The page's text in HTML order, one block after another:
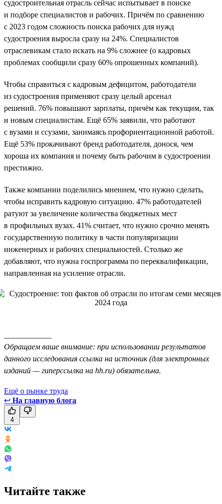
судостроительная отрасль сейчас испытывает в поиске
и подборе специалистов и рабочих. Причём по сравнению
с 2023 годом сложность поиска рабочих для нужд
судостроения выросла сразу на 24%. Специалистов
отраслевикам стало искать на 9% сложнее (о кадровых
проблемах сообщили сразу 60% опрошенных компаний).
Чтобы справиться с кадровым дефицитом, работодатели
из судостроения применяют сразу целый арсенал
решений. 76% повышают зарплаты, причём как текущим, так
и новым специалистам. Ещё 65% заявили, что работают
с вузами и ссузами, занимаясь профориентационной работой.
Ещё 53% прокачивают бренд работодателя, донося, чем
хороша их компания и почему быть рабочим в судостроении
престижно.
Также компании поделились мнением, что нужно сделать,
чтобы исправить кадровую ситуацию. 47% работодателей
ратуют за увеличение количества бюджетных мест
в профильных вузах. 41% считает, что нужно срочно менять
государственную политику в части популяризации
инженерных и рабочих специальностей. Столько же
добавляют, что нужна госпрограмма по переквалификации,
направленная на усиление отрасли.
Обращаем ваше внимание: при использовании результатов
данного исследования ссылка на источник (для электронных
изданий — гиперссылка на hh.ru) обязательна.
Ещё о рынке труда
↩ На главную блога
4
Читайте также